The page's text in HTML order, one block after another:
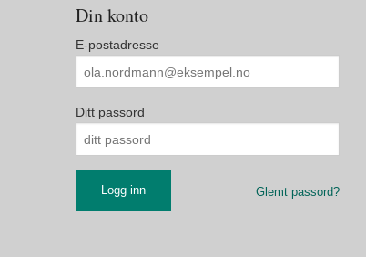
Din konto
E-postadresse
Ditt passord
Glemt passord?